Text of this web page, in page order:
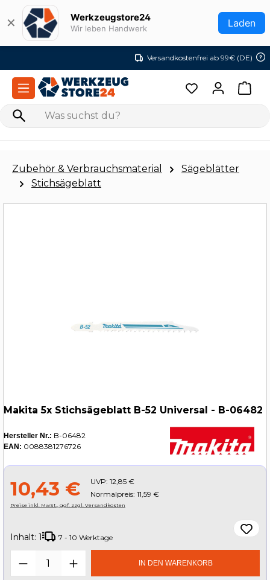
Zum Hauptinhalt springen
✕ Werkzeugstore24
Wir leben Handwerk Laden
Versandkostenfrei ab 99€ (DE)
Zubehör & Verbrauchsmaterial
Sägeblätter
Stichsägeblatt
Makita 5x Stichsägeblatt B-52 Universal - B-06482
Hersteller Nr.: B-06482
EAN: 0088381276726
10,43 € UVP: 12,85 €
Normalpreis: 11,59 €
Preise inkl. MwSt., ggf. zzgl. Versandkosten
Inhalt: 1 7 - 10 Werktage
Produkt Anzahl: Gib denIN DEN WARENKORB